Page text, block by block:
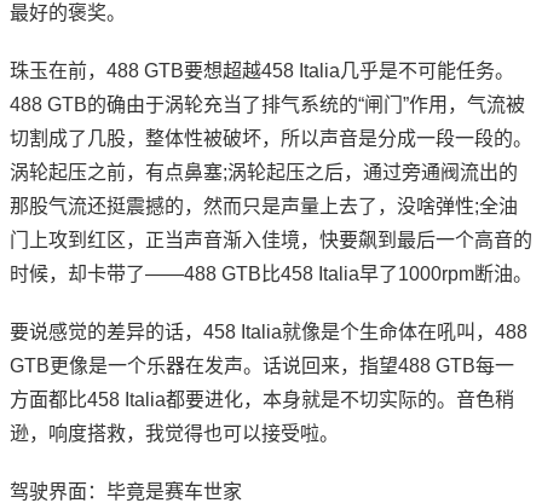
最好的褒奖。
珠玉在前，488 GTB要想超越458 Italia几乎是不可能任务。
488 GTB的确由于涡轮充当了排气系统的“闸门”作用，气流被
切割成了几股，整体性被破坏，所以声音是分成一段一段的。
涡轮起压之前，有点鼻塞;涡轮起压之后，通过旁通阀流出的
那股气流还挺震撼的，然而只是声量上去了，没啥弹性;全油
门上攻到红区，正当声音渐入佳境，快要飙到最后一个高音的
时候，却卡带了——488 GTB比458 Italia早了1000rpm断油。
要说感觉的差异的话，458 Italia就像是个生命体在吼叫，488
GTB更像是一个乐器在发声。话说回来，指望488 GTB每一
方面都比458 Italia都要进化，本身就是不切实际的。音色稍
逊，响度搭救，我觉得也可以接受啦。
驾驶界面：毕竟是赛车世家